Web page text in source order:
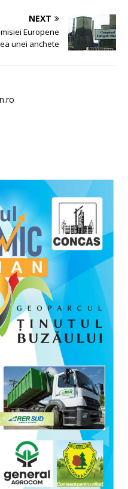
NEXT
Europene
unei anchete